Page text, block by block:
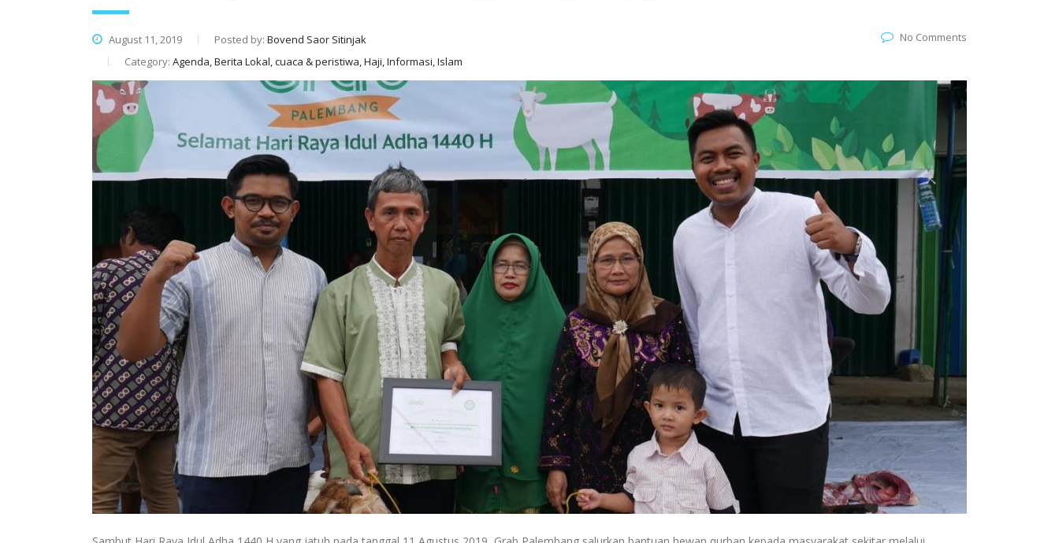
August 11, 2019 Posted by: Bovend Saor Sitinjak
Category: Agenda, Berita Lokal, cuaca & peristiwa, Haji, Informasi, Islam
No Comments